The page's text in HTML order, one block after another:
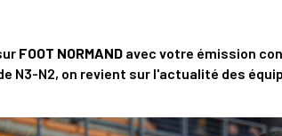
FOOT NORMAND avec votre émission
N3-N2, on revient sur l'actualité des